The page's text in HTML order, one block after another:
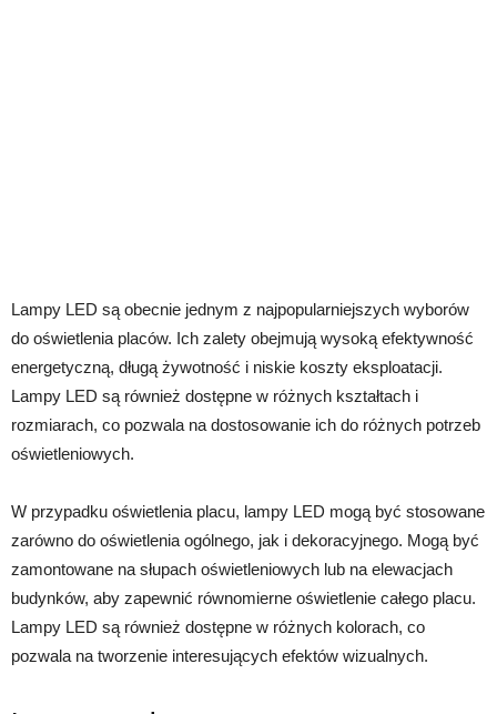
Lampy LED są obecnie jednym z najpopularniejszych wyborów
do oświetlenia placów. Ich zalety obejmują wysoką efektywność
energetyczną, długą żywotność i niskie koszty eksploatacji.
Lampy LED są również dostępne w różnych kształtach i
rozmiarach, co pozwala na dostosowanie ich do różnych potrzeb
oświetleniowych.
W przypadku oświetlenia placu, lampy LED mogą być stosowane
zarówno do oświetlenia ogólnego, jak i dekoracyjnego. Mogą być
zamontowane na słupach oświetleniowych lub na elewacjach
budynków, aby zapewnić równomierne oświetlenie całego placu.
Lampy LED są również dostępne w różnych kolorach, co
pozwala na tworzenie interesujących efektów wizualnych.